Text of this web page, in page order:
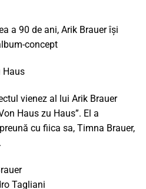
a 90 de ani, Arik Brauer își
concept
Haus
vienez al lui Arik Brauer
Haus zu Haus”. El a
cu fiica sa, Timna Brauer,
Tagliani